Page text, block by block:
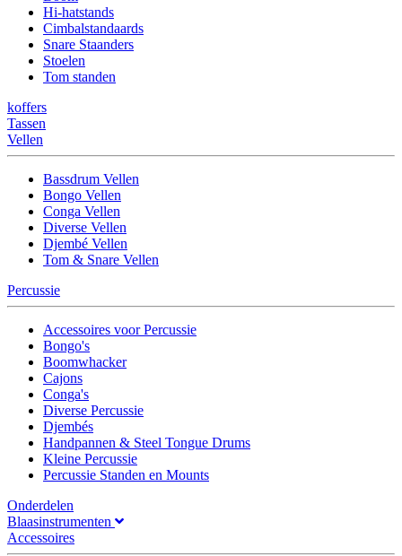
Hi-hatstands
Cimbalstandaards
Snare Staanders
Stoelen
Tom standen
koffers
Tassen
Vellen
Bassdrum Vellen
Bongo Vellen
Conga Vellen
Diverse Vellen
Djembé Vellen
Tom & Snare Vellen
Percussie
Accessoires voor Percussie
Bongo's
Boomwhacker
Cajons
Conga's
Diverse Percussie
Djembés
Handpannen & Steel Tongue Drums
Kleine Percussie
Percussie Standen en Mounts
Onderdelen
Blaasinstrumenten
Accessoires